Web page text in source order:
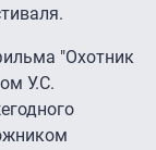
"Охотник
У.С.